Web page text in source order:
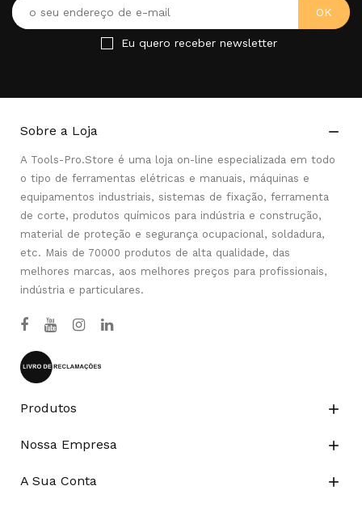
Eu quero receber newsletter
Sobre a Loja 
A Tools-Pro.Store é uma loja on-line especializada em todo
o tipo de ferramentas elétricas e manuais, máquinas e
equipamentos industriais, sistemas de fixação, ferramenta
de corte, produtos químicos para indústria e construção,
material de proteção e segurança ocupacional, soldadura,
etc. Mais de 70000 produtos de alta qualidade, das
melhores marcas, aos melhores preços para profissionais,
indústria e particulares.
Produtos 
Nossa Empresa 
A Sua Conta 